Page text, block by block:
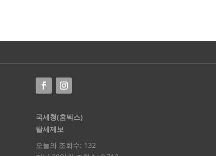
국세청(홈텍스)
탈세제보
오늘의 조회수: 132